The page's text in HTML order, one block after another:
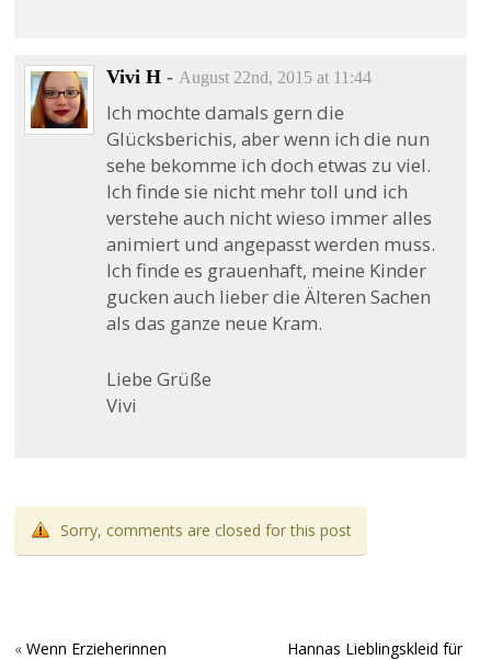
Vivi H - August 22nd, 2015 at 11:44
Ich mochte damals gern die
Glücksberichis, aber wenn ich die nun
sehe bekomme ich doch etwas zu viel.
Ich finde sie nicht mehr toll und ich
verstehe auch nicht wieso immer alles
animiert und angepasst werden muss.
Ich finde es grauenhaft, meine Kinder
gucken auch lieber die Älteren Sachen
als das ganze neue Kram.
Liebe Grüße
Vivi
Sorry, comments are closed for this post
«Wenn Erzieherinnen
Hannas Lieblingskleid für